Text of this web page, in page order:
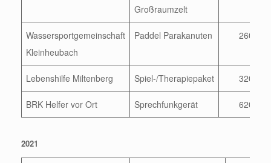
Großraumzelt
Wassersportgemeinschaft
Kleinheubach
Paddel Parakanuten 260
Lebenshilfe Miltenberg Spiel-/Therapiepaket 320
BRK Helfer vor Ort Sprechfunkgerät 620
2021